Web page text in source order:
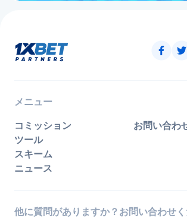
メニュー
コミッション
ツール
スキーム
ニュース
お問い合わ
他に質問がありますか？お問い合わせ